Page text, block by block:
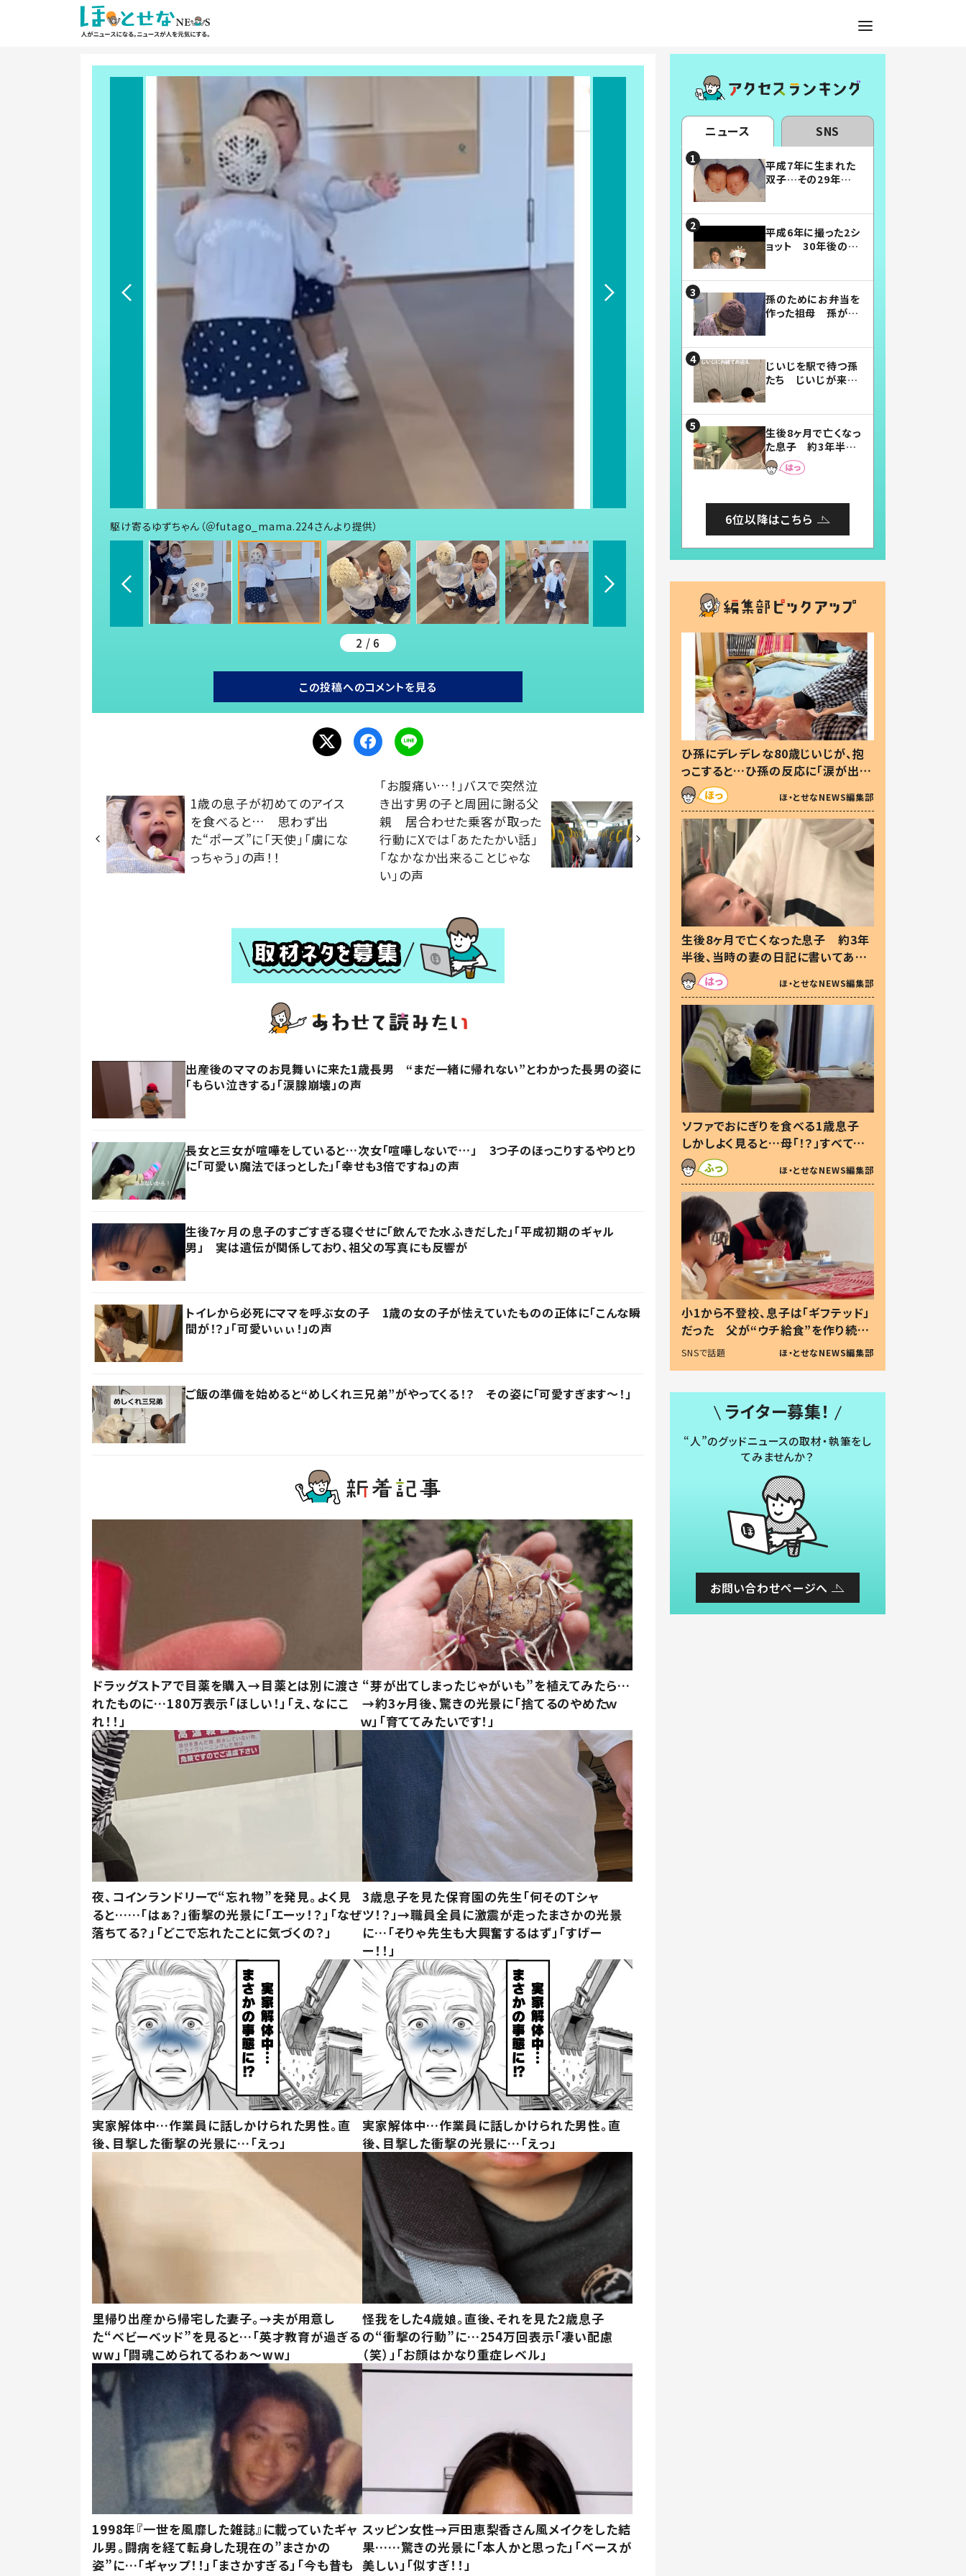
駆け寄るゆずちゃん（＠futago_mama.224さんより提供）
2 / 6
この投稿へのコメントを見る
1歳の息子が初めてのアイス
を食べると… 思わず出
た“ポーズ”に「天使」「虜にな
っちゃう」の声！！
「お腹痛い…！」バスで突然泣
き出す男の子と周囲に謝る父
親 居合わせた乗客が取った
行動にXでは「あたたかい話」
「なかなか出来ることじゃな
い」の声
出産後のママのお見舞いに来た1歳長男 “まだ一緒に帰れない”とわかった長男の姿に
「もらい泣きする」「涙腺崩壊」の声
長女と三女が喧嘩をしていると…次女「喧嘩しないで…」 3つ子のほっこりするやりとり
に「可愛い魔法でほっとした」「幸せも3倍ですね」の声
生後7ヶ月の息子のすごすぎる寝ぐせに「飲んでた水ふきだした」「平成初期のギャル
男」 実は遺伝が関係しており、祖父の写真にも反響が
トイレから必死にママを呼ぶ女の子 1歳の女の子が怯えていたものの正体に「こんな瞬
間が！？」「可愛いぃぃ！」の声
ご飯の準備を始めると“めしくれ三兄弟”がやってくる！？ その姿に「可愛すぎます〜！」
ドラッグストアで目薬を購入→目薬とは別に渡さ
れたものに…180万表示「ほしい！」「え、なにこ
れ！！」
“芽が出てしまったじゃがいも”を植えてみたら…
→約3ヶ月後、驚きの光景に「捨てるのやめたｗ
ｗ」「育ててみたいです！」
夜、コインランドリーで“忘れ物”を発見。よく見
ると……「はぁ？」衝撃の光景に「エーッ！？」「なぜ
落ちてる？」「どこで忘れたことに気づくの？」
3歳息子を見た保育園の先生「何そのTシャ
ツ！？」→職員全員に激震が走ったまさかの光景
に…「そりゃ先生も大興奮するはず」「すげー
ー！！」
実家解体中…作業員に話しかけられた男性。直
後、目撃した衝撃の光景に…「えっ」
実家解体中…作業員に話しかけられた男性。直
後、目撃した衝撃の光景に…「えっ」
里帰り出産から帰宅した妻子。→夫が用意し
た“ベビーベッド”を見ると…「英才教育が過ぎる
ww」「闘魂こめられてるわぁ～ww」
怪我をした4歳娘。直後、それを見た2歳息子
の“衝撃の行動”に…254万回表示「凄い配慮
（笑）」「お顔はかなり重症レベル」
1998年『一世を風靡した雑誌』に載っていたギャ
ル男。闘病を経て転身した現在の”まさかの
姿”に…「ギャップ！！」「まさかすぎる」「今も昔も
スッピン女性→戸田恵梨香さん風メイクをした結
果……驚きの光景に「本人かと思った」「ベースが
美しい」「似すぎ！！」
ニュース SNS
平成7年に生まれた
双子…その29年後
平成6年に撮った2シ
ョット 30年後の姿
孫のためにお弁当を
作った祖母 孫が絶
じいじを駅で待つ孫
たち じいじが来た
まらない」「幸せにな
れる」
生後8ヶ月で亡くなっ
た息子 約3年半
後、当時の妻の日記
に書いてあった本音
6位以降はこちら
ひ孫にデレデレな80歳じいじが、抱
っこすると…ひ孫の反応に「涙が出ま
した」「可愛くて仕方ない」
ほ・とせなNEWS編集部
生後8ヶ月で亡くなった息子 約3年
半後、当時の妻の日記に書いてあっ
た本音とは
ほ・とせなNEWS編集部
ソファでおにぎりを食べる1歳息子
しかしよく見ると…母「！？」すべてを
察した母の投稿に「可愛いから許
す！」「現行犯〜」
ほ・とせなNEWS編集部
小1から不登校、息子は「ギフテッド」
だった 父が“ウチ給食”を作り続け
る理由とは #令和の親 #令和の子
SNSで話題 ほ・とせなNEWS編集部
ライター募集！
“人”のグッドニュースの取材・執筆をし
てみませんか？
お問い合わせページへ